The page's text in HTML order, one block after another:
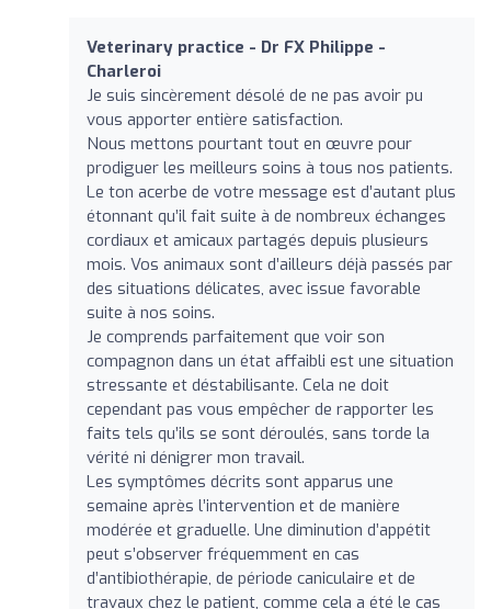
Veterinary practice - Dr FX Philippe -
Charleroi
Je suis sincèrement désolé de ne pas avoir pu
vous apporter entière satisfaction.
Nous mettons pourtant tout en œuvre pour
prodiguer les meilleurs soins à tous nos patients.
Le ton acerbe de votre message est d’autant plus
étonnant qu’il fait suite à de nombreux échanges
cordiaux et amicaux partagés depuis plusieurs
mois. Vos animaux sont d’ailleurs déjà passés par
des situations délicates, avec issue favorable
suite à nos soins.
Je comprends parfaitement que voir son
compagnon dans un état affaibli est une situation
stressante et déstabilisante. Cela ne doit
cependant pas vous empêcher de rapporter les
faits tels qu’ils se sont déroulés, sans torde la
vérité ni dénigrer mon travail.
Les symptômes décrits sont apparus une
semaine après l’intervention et de manière
modérée et graduelle. Une diminution d’appétit
peut s’observer fréquemment en cas
d’antibiothérapie, de période caniculaire et de
travaux chez le patient, comme cela a été le cas